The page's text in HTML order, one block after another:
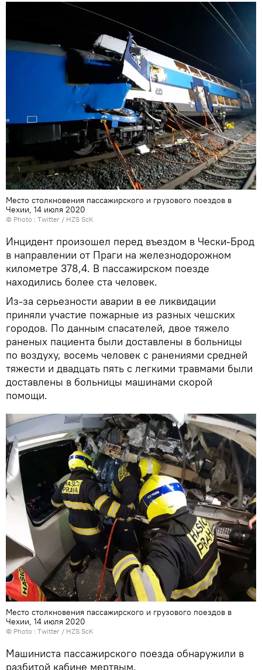
Место столкновения пассажирского и грузового поездов в
Чехии, 14 июля 2020
© Photo : Тwitter / HZS ScK
Инцидент произошел перед въездом в Чески-Брод
в направлении от Праги на железнодорожном
километре 378,4. В пассажирском поезде
находились более ста человек.
Из-за серьезности аварии в ее ликвидации
приняли участие пожарные из разных чешских
городов. По данным спасателей, двое тяжело
раненых пациента были доставлены в больницы
по воздуху, восемь человек с ранениями средней
тяжести и двадцать пять с легкими травмами были
доставлены в больницы машинами скорой
помощи.
Место столкновения пассажирского и грузового поездов в
Чехии, 14 июля 2020
© Photo : Тwitter / HZS ScK
Машиниста пассажирского поезда обнаружили в
разбитой кабине мертвым.